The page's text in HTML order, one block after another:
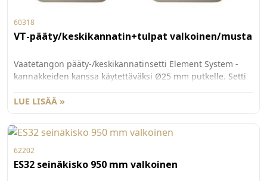
60318
VT-pääty/keskikannatin+tulpat valkoinen/musta
Vaatetangon pääty-/keskikannatinsetti Element System -
kannakkeiden kanssa käytettäväksi Ø25 mm putkelle. Setti
LUE LISÄÄ »
62202
ES32 seinäkisko 950 mm valkoinen